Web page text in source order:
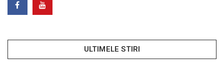
ULTIMELE STIRI